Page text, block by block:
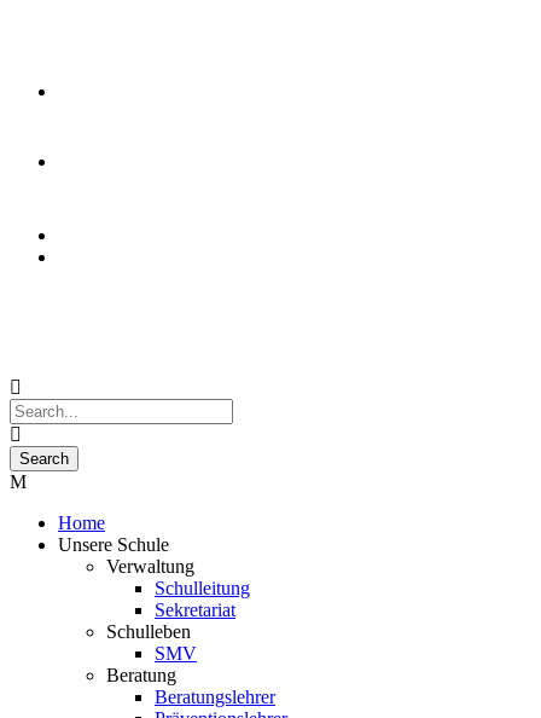
Home
Unsere Schule
Verwaltung
Schulleitung
Sekretariat
Schulleben
SMV
Beratung
Beratungslehrer